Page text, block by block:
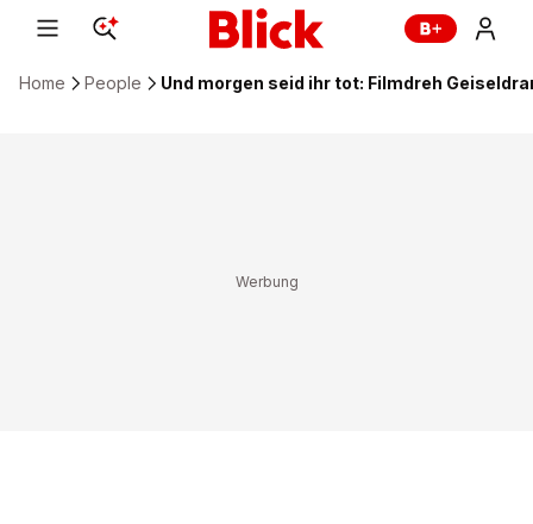
Home People Und morgen seid ihr tot: Filmdreh